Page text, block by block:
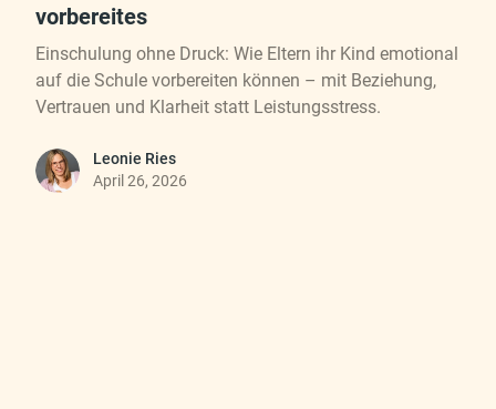
vorbereites
Einschulung ohne Druck: Wie Eltern ihr Kind emotional
auf die Schule vorbereiten können – mit Beziehung,
Vertrauen und Klarheit statt Leistungsstress.
Leonie Ries
April 26, 2026